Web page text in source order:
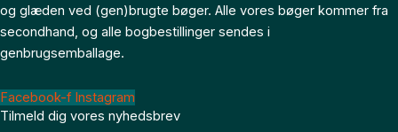
og glæden ved (gen)brugte bøger. Alle vores bøger kommer fra
secondhand, og alle bogbestillinger sendes i
genbrugsemballage.
Facebook-f Instagram
Tilmeld dig vores nyhedsbrev